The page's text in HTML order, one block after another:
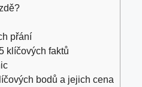
přání
klíčových faktů
bodů a jejich cena